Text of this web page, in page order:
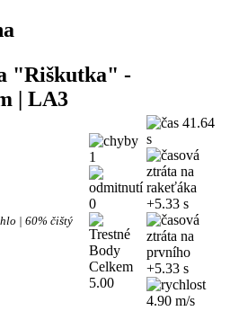
"Riškutka" -
| LA3
| 60% čištý
1
0
5.00
41.64
s
+5.33 s
+5.33 s
4.90 m/s